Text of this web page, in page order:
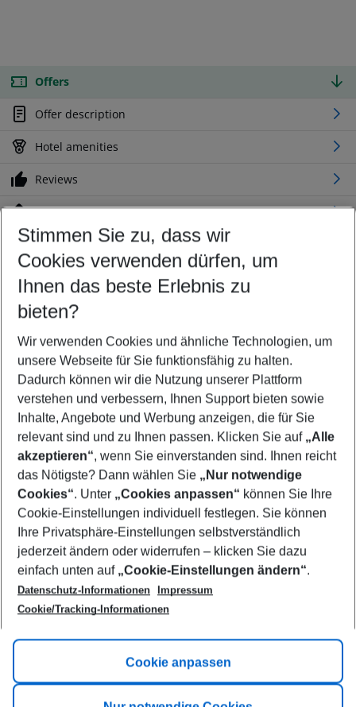
Offers
Offer description
Hotel amenities
Reviews
Location
Customize your offer
Find the perfect deal which suits your best
Your departure airport
Any airport
Select your date range
11/08/26–09/08/27 5-8 nights
Who will travel
2 adults No children
Show more filter
Footer
Footer navigation
Title A
Link A
Stimmen Sie zu, dass wir
Cookies verwenden dürfen, um
Ihnen das beste Erlebnis zu
bieten?
Wir verwenden Cookies und ähnliche Technologien, um
unsere Webseite für Sie funktionsfähig zu halten.
Dadurch können wir die Nutzung unserer Plattform
verstehen und verbessern, Ihnen Support bieten sowie
Inhalte, Angebote und Werbung anzeigen, die für Sie
relevant sind und zu Ihnen passen. Klicken Sie auf „Alle
akzeptieren“, wenn Sie einverstanden sind. Ihnen reicht
das Nötigste? Dann wählen Sie „Nur notwendige
Cookies“. Unter „Cookies anpassen“ können Sie Ihre
Cookie-Einstellungen individuell festlegen. Sie können
Ihre Privatsphäre-Einstellungen selbstverständlich
jederzeit ändern oder widerrufen – klicken Sie dazu
einfach unten auf „Cookie-Einstellungen ändern“.
Datenschutz-Informationen
Impressum
Cookie/Tracking-Informationen
Cookie anpassen